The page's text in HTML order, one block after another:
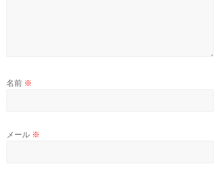
名前 ※
メール ※